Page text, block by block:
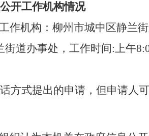
开工作机构情况
作机构：柳州市城中区静兰
街道办事处 ，工作时间:上午8
方式提出的申请，但申请